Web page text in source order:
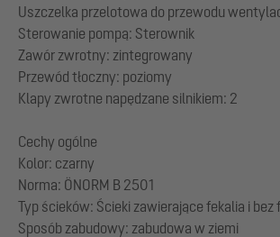
Uszczelka przelotowa do przewodu
Sterowanie pompą: Sterownik
Zawór zwrotny: zintegrowany
Przewód tłoczny: poziomy
Klapy zwrotne napędzane silnikiem: 2
Cechy ogólne
Kolor: czarny
Norma: ÖNORM B 2501
Typ ścieków: Ścieki zawierające fekalia i bez
Sposób zabudowy: zabudowa w ziemi